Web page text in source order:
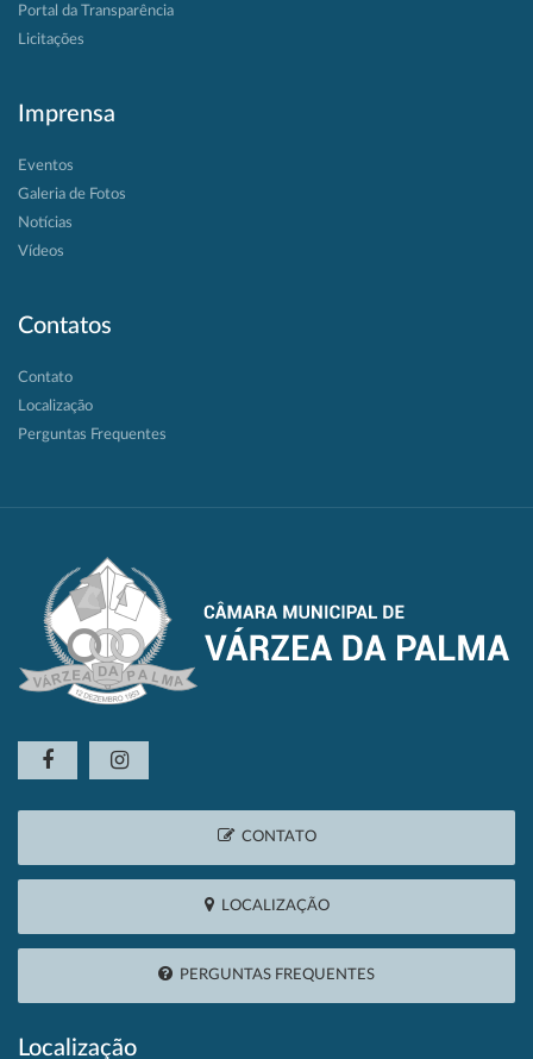
Portal da Transparência
Licitações
Imprensa
Eventos
Galeria de Fotos
Notícias
Vídeos
Contatos
Contato
Localização
Perguntas Frequentes
CONTATO
LOCALIZAÇÃO
PERGUNTAS FREQUENTES
Localização